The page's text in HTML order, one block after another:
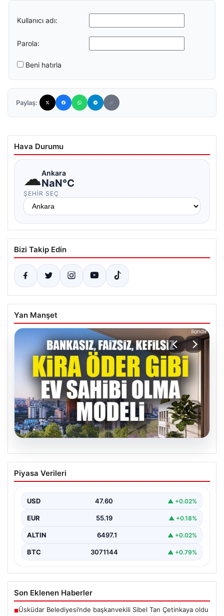
Kullanıcı adı:
Parola:
Beni hatırla
Paylaş:
Hava Durumu
☁Ankara
NaN°C
ŞEHIR SEÇ
Bizi Takip Edin
Yan Manşet
05.08.2026
DAP Yapı’dan Yenilikçi Bir Adım: Emlak
Konut Güvencesiyle Kendi Kendini
Hayata Geçiyor
Gayrimenkul sektöründe prestijli ve yenilikçi
projeleriyle tanınan DAP Gayrimenkul Geliştirme, dikkat
çekici bir adım…
Piyasa Verileri
USD 47.60 ▲ +0.02%
EUR 55.19 ▲ +0.18%
ALTIN 6497.1 ▲ +0.02%
BTC 3071144 ▲ +0.79%
Son Eklenen Haberler
■Üsküdar Belediyesi’nde başkanvekili Sibel Tan Çetinkaya oldu